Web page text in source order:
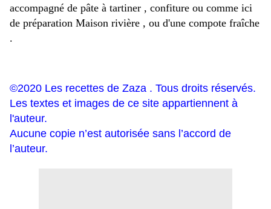
accompagné de pâte à tartiner , confiture ou comme ici
de préparation Maison rivière , ou d'une compote fraîche
.
©2020 Les recettes de Zaza . Tous droits réservés.
Les textes et images de ce site appartiennent à
l'auteur.
Aucune copie n’est autorisée sans l’accord de
l’auteur.